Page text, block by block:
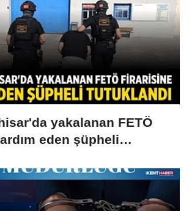
yakalanan FETÖ
eden şüpheli